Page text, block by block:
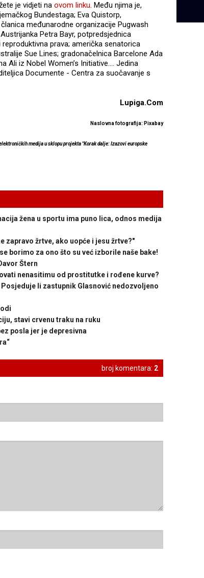
je vidjeti na ovom linku. Među njima je,
Bundestaga; Eva Quistorp,
međunarodne organizacije Pugwash
Petra Bayr, potpredsjednica
prava; američka senatorica
Sue Lines; gradonačelnica Barcelone Ada
Ali iz Nobel Women’s Initiative…. Jedina
Documente - Centra za suočavanje s
Lupiga.Com
Naslovna fotografija: Pixabay
medija u sklopu projekta "Korak dalje: Izazovi europske
žena u sportu ima puno lica, odnos medija
zapravo žrtve, ako uopće i jesu žrtve?"
se borimo za ono što su već izborile naše bake!
Štern
nenasitimu od prostitutke i rođene kurve?
Posjeduje li zastupnik Glasnović nedozvoljeno
stavi crvenu traku na ruku
posla jer je depresivna
broj komentara: 2